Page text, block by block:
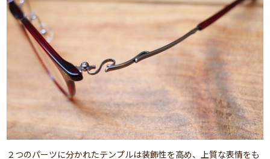
２つのパーツに分かれたテンプルは装飾性を高め、上質な表情をも